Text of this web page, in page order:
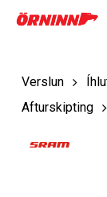
Fara
Verslun
Afturskipting